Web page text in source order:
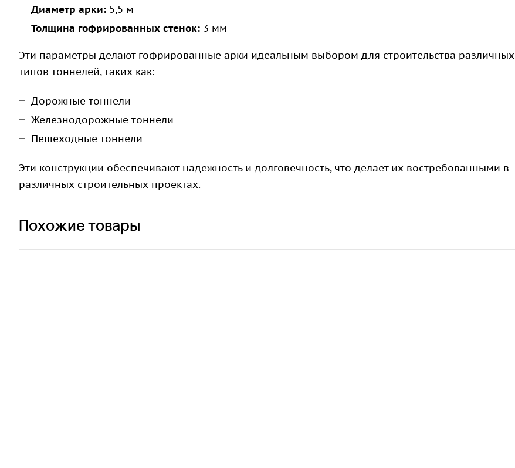
Диаметр арки: 5,5 м
Толщина гофрированных стенок: 3 мм
Эти параметры делают гофрированные арки идеальным выбором для строительства различных
типов тоннелей, таких как:
Дорожные тоннели
Железнодорожные тоннели
Пешеходные тоннели
Эти конструкции обеспечивают надежность и долговечность, что делает их востребованными в
различных строительных проектах.
Похожие товары